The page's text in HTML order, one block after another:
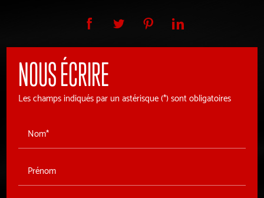
NOUS ÉCRIRE
Les champs indiqués par un astérisque (*) sont obligatoires
Nom*
Prénom